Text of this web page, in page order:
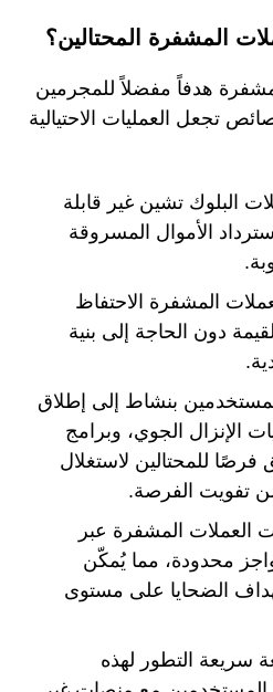
المشفرة المحتالين؟
هدفاً مفضلاً للمجرمين
تجعل العمليات الاحتيالية
البلوك تشين غير قابلة
الأموال المسروقة
المشفرة الاحتفاظ
دون الحاجة إلى بنية
بنشاط إلى إطلاق
الإنزال الجوي، وبرامج
فرصًا للمحتالين لاستغلال
تفويت الفرصة.
العملات المشفرة عبر
محدودة، مما يُمكّن
الضحايا على مستوى
سريعة التطور لهذه